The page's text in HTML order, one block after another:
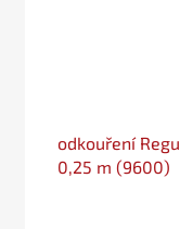
odkouření
0,25 m (9600)